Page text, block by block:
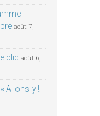
août 7,
clic août 6,
Allons-y !